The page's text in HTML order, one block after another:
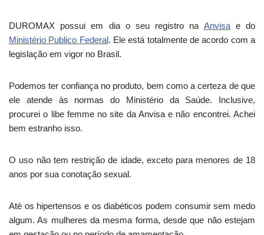
DUROMAX possui em dia o seu registro na Anvisae do
Ministério Publico Federal. Ele está totalmente de acordo com a
legislação em vigor no Brasil.
Podemos ter confiança no produto, bem como a certeza de que
ele atende às normas do Ministério da Saúde. Inclusive,
procurei o libe femme no site da Anvisa e não encontrei. Achei
bem estranho isso.
O uso não tem restrição de idade, exceto para menores de 18
anos por sua conotação sexual.
Até os hipertensos e os diabéticos podem consumir sem medo
algum. As mulheres da mesma forma, desde que não estejam